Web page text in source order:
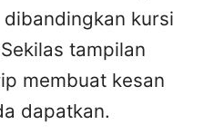
kursi
tampilan
membuat kesan
dapatkan.